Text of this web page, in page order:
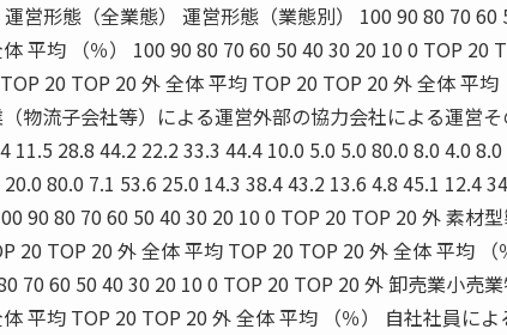
営形態（全業態） 運営形態（業態別） 100 90 80 70 60
平均 （％） 100 90 80 70 60 50 40 30 20 10 0 TOP 20
20 TOP 20 外 全体 平均 TOP 20 TOP 20 外 全体 平
物流子会社等）による運営外部の協力会社による運営
11.5 28.8 44.2 22.2 33.3 44.4 10.0 5.0 5.0 80.0 8.0 4.0
80.0 7.1 53.6 25.0 14.3 38.4 43.2 13.6 4.8 45.1 12.4
90 80 70 60 50 40 30 20 10 0 TOP 20 TOP 20 外 素材
20 TOP 20 外 全体 平均 TOP 20 TOP 20 外 全体 平均
70 60 50 40 30 20 10 0 TOP 20 TOP 20 外 卸売業小売
平均 TOP 20 TOP 20 外 全体 平均 （％） 自社社員に